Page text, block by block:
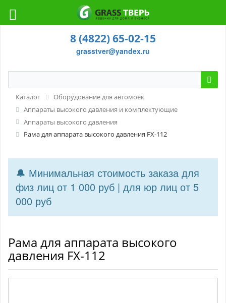
8 (4822) 65-02-15
grasstver@yandex.ru
Каталог
Оборудование для автомоек
Аппараты высокого давления и комплектующие
Аппараты высокого давления
Рама для аппарата высокого давления FX-112
🔔 Минимальная стоимость заказа для
физ лиц от 1 000 руб | для юр лиц от 5
000 руб
Рама для аппарата высокого
давления FX-112